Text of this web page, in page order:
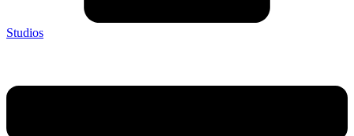
Studios